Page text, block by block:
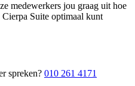
medewerkers jou graag uit hoe
Suite optimaal kunt
spreken? 010 261 4171